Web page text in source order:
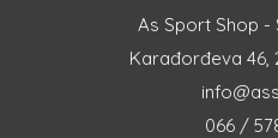
As Sport Shop -
Karađorđeva 46,
066 /